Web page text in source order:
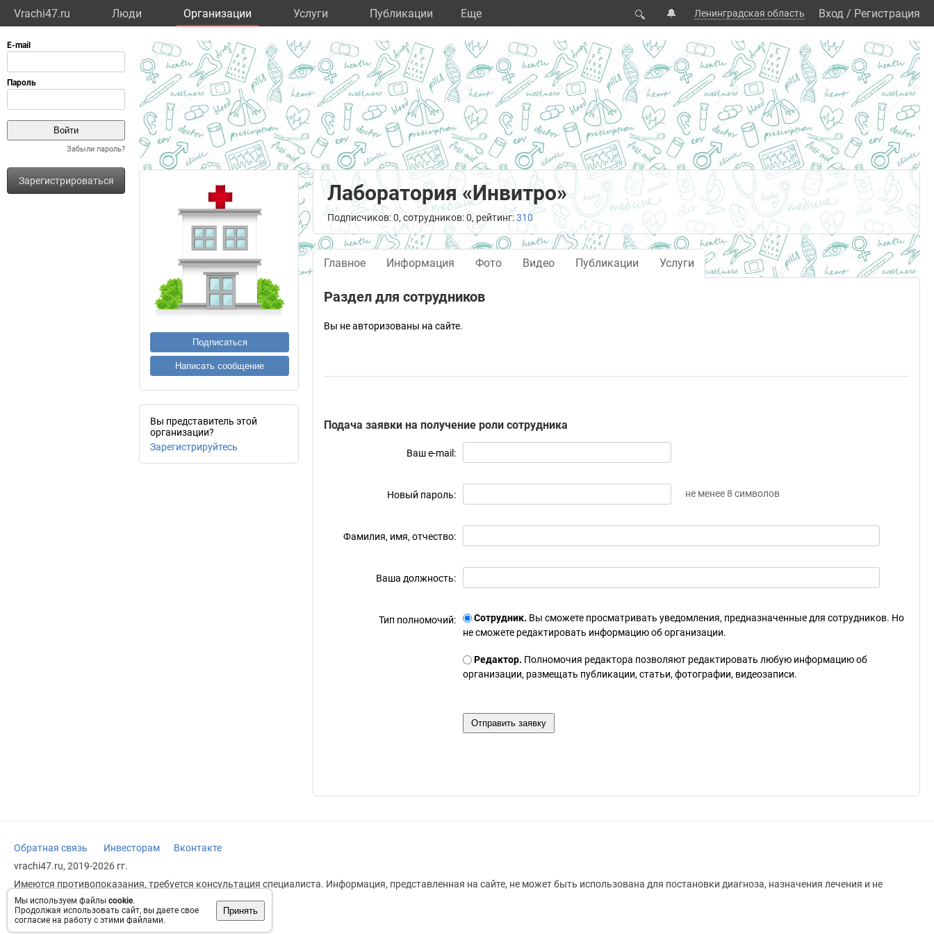
Vrachi47.ru Люди Организации Услуги Публикации Eще 🔍 🔔 Ленинградская область Вход / Регистрация
Забыли пароль?
Зарегистрироваться
Мы используем файлы cookie.
Продолжая использовать сайт, вы даете свое
согласие на работу с этими файлами.
Принять
Подписаться
Написать сообщение
Вы представитель этой
организации?
Зарегистрируйтесь
Лаборатория «Инвитро»
Подписчиков: 0, сотрудников: 0, рейтинг:310
Главное Информация Фото Видео Публикации Услуги
Раздел для сотрудников
Вы не авторизованы на сайте.
Подача заявки на получение роли сотрудника
Ваш e-mail:
Новый пароль: не менее 8 символов
Фамилия, имя, отчество:
Ваша должность:
Тип полномочий: Сотрудник. Вы сможете просматривать уведомления, предназначенные для сотрудников. Но
не сможете редактировать информацию об организации.
Редактор. Полномочия редактора позволяют редактировать любую информацию об
организации, размещать публикации, статьи, фотографии, видеозаписи.
Обратная связь Инвесторам
Вконтакте
vrachi47.ru, 2019-2026 гг.
Имеются противопоказания, требуется консультация специалиста. Информация, представленная на сайте, не может быть использована для постановки диагноза, назначения лечения и не
заменяет прием врача.
Возрастное ограничение: 18+